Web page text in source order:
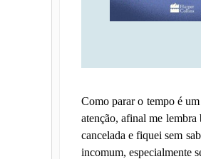
Como parar o tempo é
atenção, afinal me lembra
cancelada e fiquei sem
incomum, especialmente